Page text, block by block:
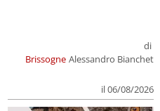
Brissogne
di
Alessandro Bianchet
il 06/08/2026